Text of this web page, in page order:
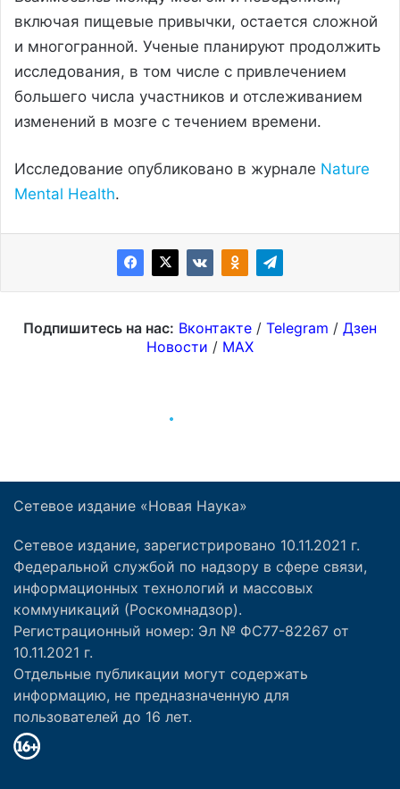
Сетевое издание «Новая Наука»
Сетевое издание, зарегистрировано 10.11.2021 г.
Федеральной службой по надзору в сфере связи,
информационных технологий и массовых
коммуникаций (Роскомнадзор).
Регистрационный номер: Эл № ФС77-82267 от
10.11.2021 г.
Отдельные публикации могут содержать
информацию, не предназначенную для
пользователей до 16 лет.